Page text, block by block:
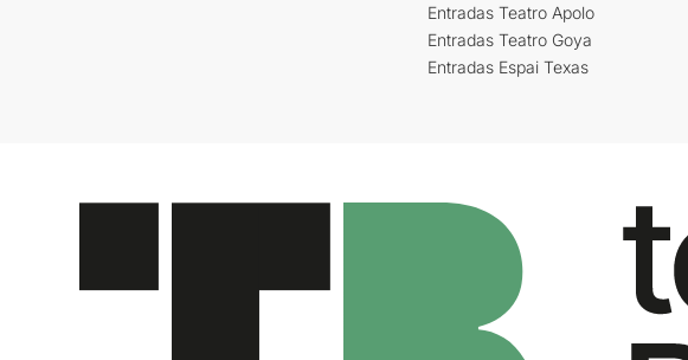
Entradas Teatro Apolo
Entradas Teatro Goya
Entradas Espai Texas